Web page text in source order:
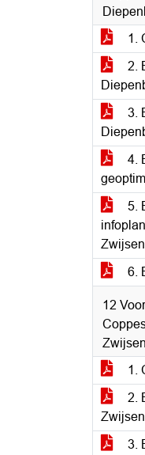
1.
2.
3.
4.
5.
6.
12
1.
2.
3.